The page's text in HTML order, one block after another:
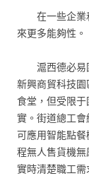
在一些企
來更多能夠性。
滬西德必
新興商貿科技
食堂，但受限
實。街道總工會
可應用智能點
程無人售貨機無
實時清楚職工需